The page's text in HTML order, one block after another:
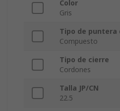
Color
Gris
Tipo de puntera
Compuesto
Tipo de cierre
Cordones
Talla JP/CN
22.5